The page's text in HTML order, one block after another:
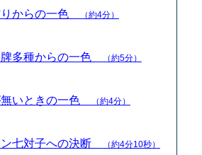
りからの一色 （約4分）
牌多種からの一色 （約5分）
無いときの一色 （約4分）
ン七対子への決断 （約4分10秒）